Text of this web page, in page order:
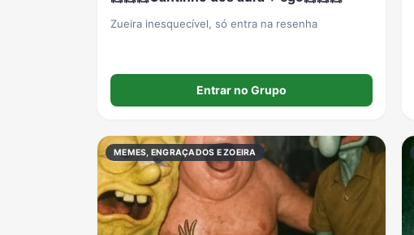
Zueira inesquecível, só entra na resenha
Entrar no Grupo
MEMES, ENGRAÇADOS E ZOEIRA